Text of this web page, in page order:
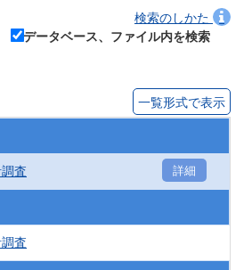
検索のしかた
データベース、ファイル内を検索
一覧形式で表示
査 詳細
査